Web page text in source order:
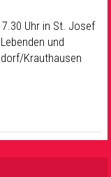
Uhr in St. Josef
und
Krauthausen